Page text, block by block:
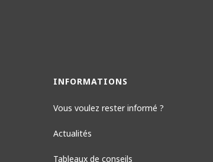
INFORMATIONS
Vous voulez rester informé ?
Actualités
Tableaux de conseils